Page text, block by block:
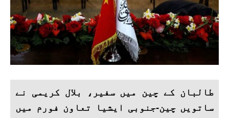
طالبان کے چین میں سفیر، بلال کریمی نے
ساتویں چین-جنوبی ایشیا تعاون فورم میں